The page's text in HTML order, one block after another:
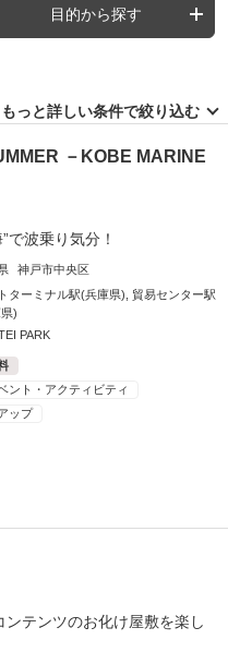
目的から探す
もっと詳しい条件で絞り込む
－KOBE MARINE
で波乗り気分！
神戸市中央区
ターミナル駅(兵庫県)
貿易センター駅
)
PARK
ント・アクティビティ
ップ
ンテンツのお化け屋敷を楽し